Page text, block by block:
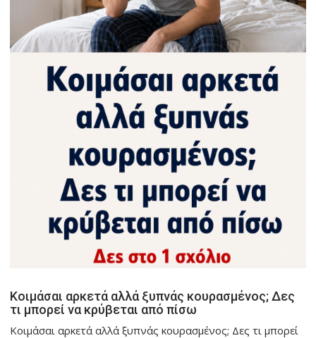
Κοιμάσαι αρκετά αλλά ξυπνάς κουρασμένος; Δες
τι μπορεί να κρύβεται από πίσω
Κοιμάσαι αρκετά αλλά ξυπνάς κουρασμένος; Δες τι μπορεί